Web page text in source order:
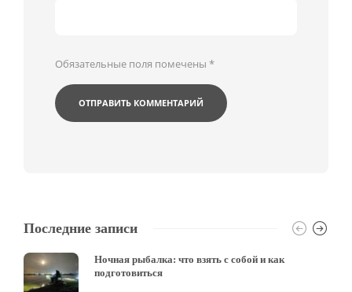
Обязательные поля помечены *
Последние записи
Ночная рыбалка: что взять с собой и как
подготовиться